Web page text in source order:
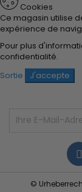
Cookies
Ce magasin utilise
expérience de
Pour plus
confidentialité.
Sortie
J'accepte
©